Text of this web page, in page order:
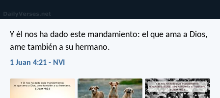
Y él nos ha dado este mandamiento: el que ama a Dios,
ame también a su hermano.
1 Juan 4:21 - NVI